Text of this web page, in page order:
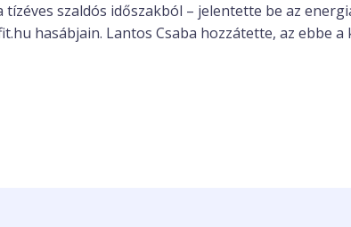
szaldós időszakból – jelentette be az
hasábjain. Lantos Csaba hozzátette, az ebbe